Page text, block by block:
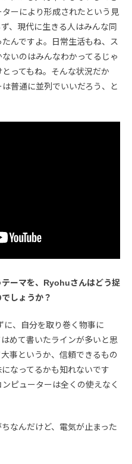
ーにより形成されたという見
、現代に生きる人はみんな同
んですよ。日常生活もね、ス
いのはみんなわかってるじゃ
ってもね。そんな状況だか
普通に並列でいいだろう、と
ーマを、Ryohuさんはどう捉
しょうか？
に、自分を取り巻く物事に
めて書いたラインが多いと思
事というか、信頼できるもの
なってるかも知れないです
ピューターは全くの使えなく
なんだけど、電気が止まった